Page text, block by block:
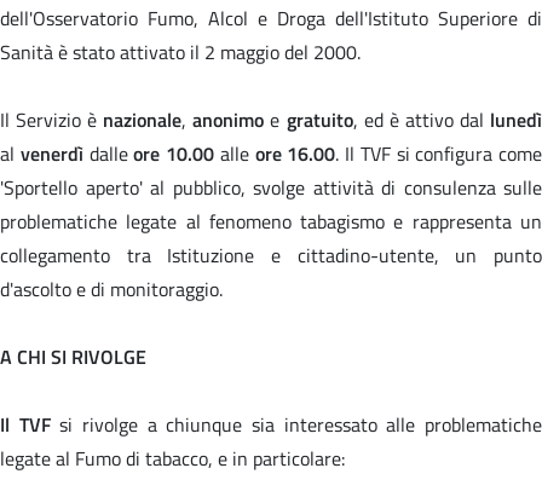
dell'Osservatorio Fumo, Alcol e Droga dell'Istituto Superiore di
Sanità è stato attivato il 2 maggio del 2000.
Il Servizio è nazionale,anonimoe gratuito, ed è attivo dal lunedì
al venerdìdalleore 10.00 alle ore 16.00. Il TVF si configura come
'Sportello aperto' al pubblico, svolge attività di consulenza sulle
problematiche legate al fenomeno tabagismo e rappresenta un
collegamento tra Istituzione e cittadino-utente, un punto
d'ascolto e di monitoraggio.
A CHI SI RIVOLGE
Il TVFsi rivolge a chiunque sia interessato alle problematiche
legate al Fumo di tabacco, e in particolare: